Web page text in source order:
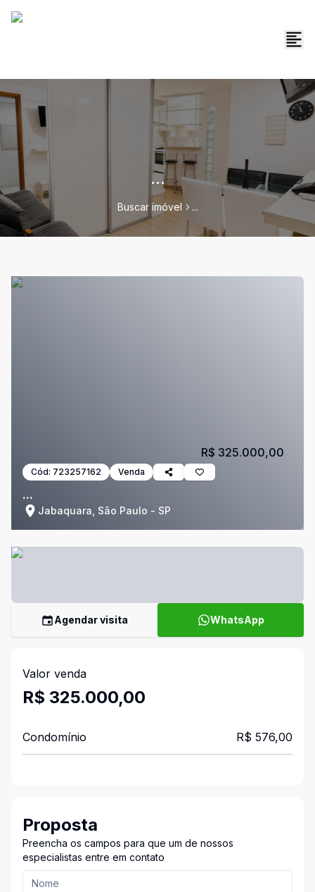
...
Buscar imóvel ...
Cód: 723257162 Venda
...
Jabaquara, São Paulo - SP
R$ 325.000,00
Agendar visita WhatsApp
Valor venda
R$ 325.000,00
Condomínio R$ 576,00
Proposta
Preencha os campos para que um de nossos
especialistas entre em contato